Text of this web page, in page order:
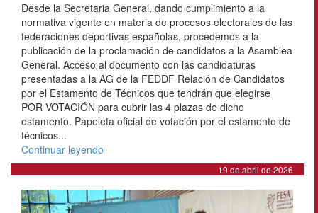
Desde la Secretaria General, dando cumplimiento a la
normativa vigente en materia de procesos electorales de las
federaciones deportivas españolas, procedemos a la
publicación de la proclamación de candidatos a la Asamblea
General. Acceso al documento con las candidaturas
presentadas a la AG de la FEDDF Relación de Candidatos
por el Estamento de Técnicos que tendrán que elegirse
POR VOTACIÓN para cubrir las 4 plazas de dicho
estamento. Papeleta oficial de votación por el estamento de
técnicos...
Continuar leyendo
19 de abril de 2026